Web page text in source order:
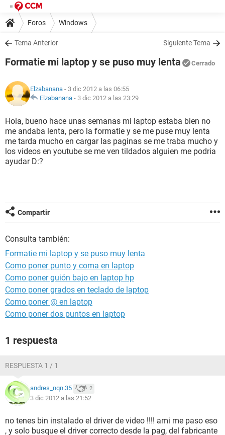
Foros Windows
Tema Anterior Siguiente Tema
Formatie mi laptop y se puso muy lenta Cerrado
Elzabanana - 3 dic 2012 a las 06:55
Elzabanana - 3 dic 2012 a las 23:29
Hola, bueno hace unas semanas mi laptop estaba bien no
me andaba lenta, pero la formatie y se me puse muy lenta
me tarda mucho en cargar las paginas se me traba mucho y
los videos en youtube se me ven tildados alguien me podria
ayudar D:?
Compartir
Consulta también:
Formatie mi laptop y se puso muy lenta
Como poner punto y coma en laptop
Como poner guión bajo en laptop hp
Como poner grados en teclado de laptop
Como poner @ en laptop
Como poner dos puntos en laptop
1 respuesta
RESPUESTA 1 / 1
andres_nqn.35 2
3 dic 2012 a las 21:52
no tenes bin instalado el driver de video !!!! ami me paso eso
, y solo busque el driver correcto desde la pag, del fabricante